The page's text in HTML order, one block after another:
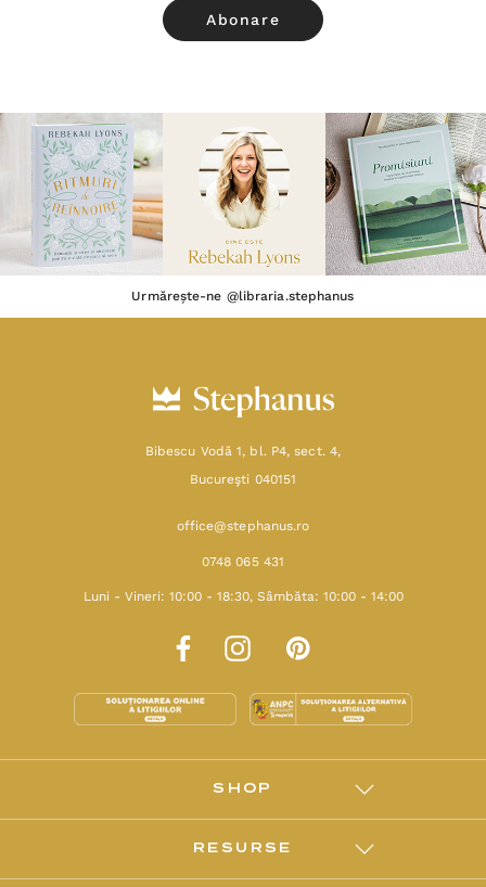
Urmărește-ne @libraria.stephanus
Bibescu Vodă 1, bl. P4, sect. 4,
Bucureşti 040151
office@stephanus.ro
0748 065 431
Luni - Vineri: 10:00 - 18:30, Sâmbăta: 10:00 - 14:00
SHOP
RESURSE